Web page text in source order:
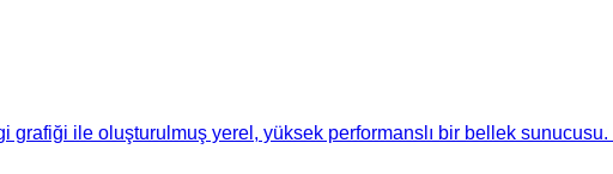
grafiği ile oluşturulmuş yerel, yüksek performanslı bir bellek